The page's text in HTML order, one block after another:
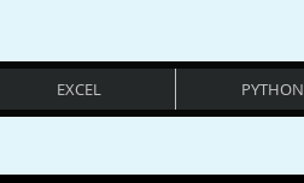
EXCEL PYTHON